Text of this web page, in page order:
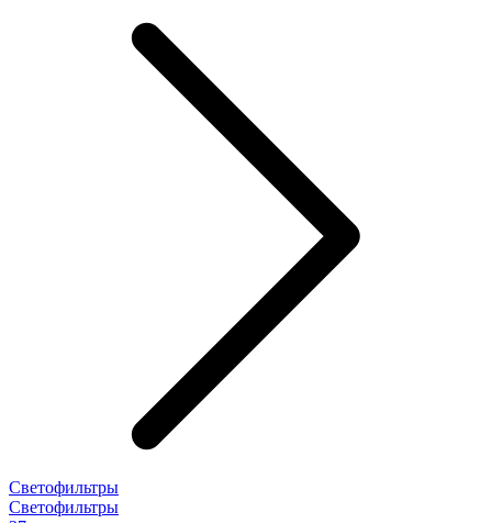
Светофильтры
Светофильтры